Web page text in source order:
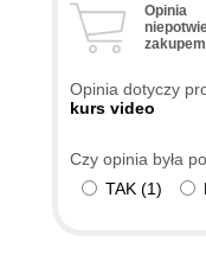
później można
wracania do
możemy się
odskocznia! :)
Opinia
zakupem
Opinia dotyczy
kurs video
Czy opinia była
TAK (1)